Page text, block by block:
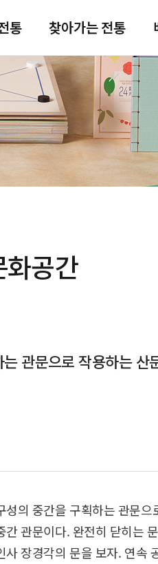
통 찾아가는 전통
공간
관문으로 작용하는 산
의 중간을 구획하는 관문
관문이다. 완전히 닫히는
장경각의 문을 보자. 연속